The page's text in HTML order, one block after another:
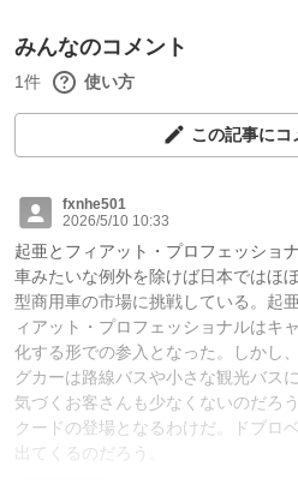
みんなのコメント
1件 使い方
この記事にコ
fxnhe501
2026/5/10 10:33
起亜とフィアット・プロフェッショ
車みたいな例外を除けば日本ではほ
型商用車の市場に挑戦している。起
ィアット・プロフェッショナルはキ
化する形での参入となった。しかし
グカーは路線バスや小さな観光バス
気づくお客さんも少なくないのだろ
クードの登場となるわけだ。ドブロ
出てくるのだろう。